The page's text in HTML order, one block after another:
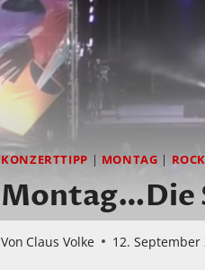
KONZERTTIPP | MONTAG | ROCK
Montag…Die
Von Claus Volke 12. September